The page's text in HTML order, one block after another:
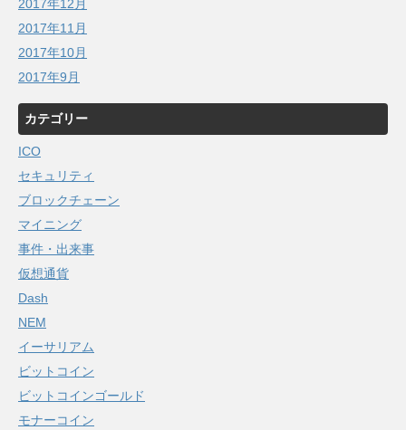
2017年12月
2017年11月
2017年10月
2017年9月
カテゴリー
ICO
セキュリティ
ブロックチェーン
マイニング
事件・出来事
仮想通貨
Dash
NEM
イーサリアム
ビットコイン
ビットコインゴールド
モナーコイン